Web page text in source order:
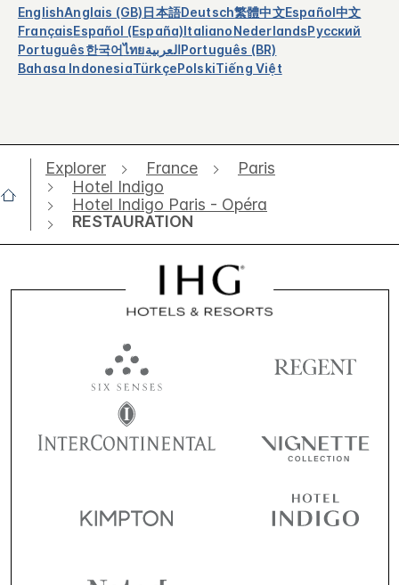
EnglishAnglais (GB)日本語Deutsch繁體中文Español中文
FrançaisEspañol (España)ItalianoNederlandsРусский
Português한국어ไทยالعربيةPortuguês (BR)
Bahasa IndonesiaTürkçePolskiTiếng Việt
Explorer France
Paris
Hotel Indigo
Hotel Indigo Paris - Opéra
RESTAURATION